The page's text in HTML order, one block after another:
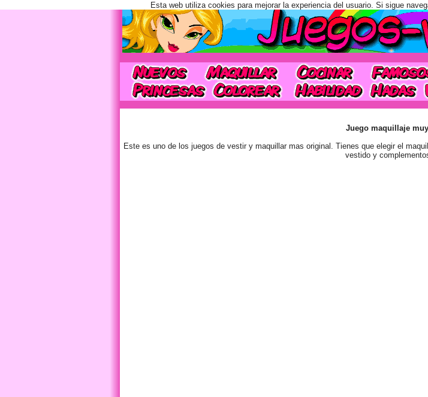
Juego maquillaje
Este es uno de los juegos de vestir y maquillar mas original. Tienes que elegir el
vestido y
Esta web utiliza cookies para mejorar la experiencia del usuario. Si sigue